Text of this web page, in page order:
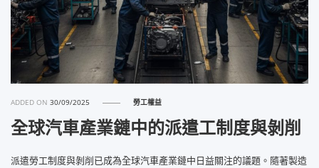
ADDED ON30/09/2025 勞工權益
全球汽車產業鏈中的派遣工制度與剝削
派遣勞工制度與剝削已成為全球汽車產業鏈中日益關注的議題。隨著製造